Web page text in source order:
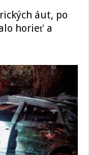
áut, po
horieť a